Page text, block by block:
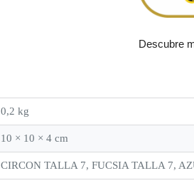
Descubre
0,2 kg
10 × 10 × 4 cm
CIRCON TALLA 7, FUCSIA TALLA 7,